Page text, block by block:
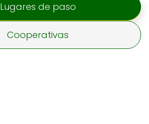
Lugares de paso
Cooperativas